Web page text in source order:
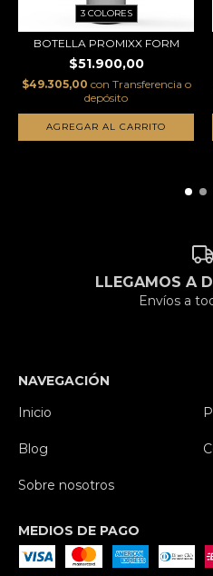
3 COLORES
BOTELLA PROMIXX FORM
$51.900,00
$49.305,00 con Transferencia o
depósito
AGREGAR AL CARRITO
LLEGAMOS A
Envíos a
NAVEGACIÓN
Inicio
Blog
Sobre nosotros
MEDIOS DE PAGO